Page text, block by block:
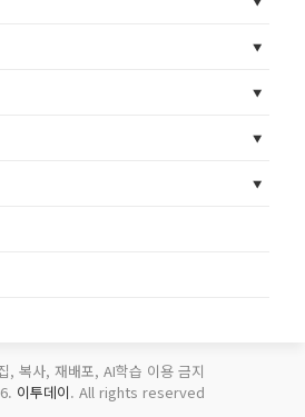
, 복사, 재배포, AI학습 이용 금지
이투데이. All rights reserved